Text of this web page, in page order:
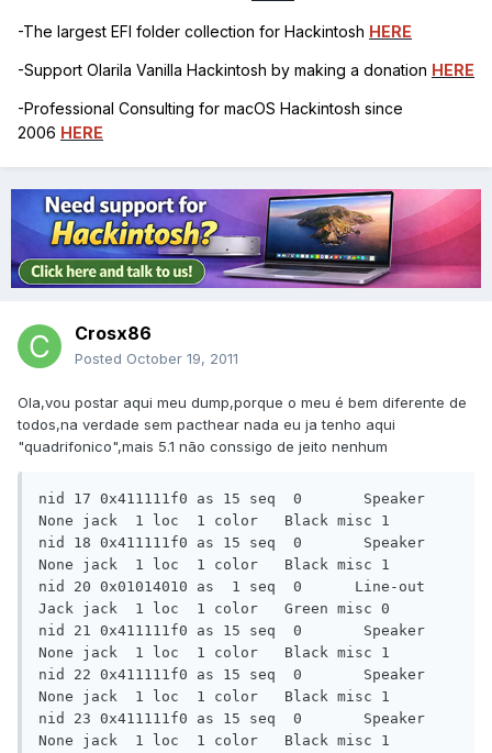
-The largest EFI folder collection for Hackintosh HERE
-Support Olarila Vanilla Hackintosh by making a donation HERE
-Professional Consulting for macOS Hackintosh since
2006 HERE
Crosx86
Posted October 19, 2011
Ola,vou postar aqui meu dump,porque o meu é bem diferente de
todos,na verdade sem pacthear nada eu ja tenho aqui
"quadrifonico",mais 5.1 não conssigo de jeito nenhum
nid 17 0x411111f0 as 15 seq  0       Speaker
None jack  1 loc  1 color   Black misc 1
nid 18 0x411111f0 as 15 seq  0       Speaker
None jack  1 loc  1 color   Black misc 1
nid 20 0x01014010 as  1 seq  0      Line-out
Jack jack  1 loc  1 color   Green misc 0
nid 21 0x411111f0 as 15 seq  0       Speaker
None jack  1 loc  1 color   Black misc 1
nid 22 0x411111f0 as 15 seq  0       Speaker
None jack  1 loc  1 color   Black misc 1
nid 23 0x411111f0 as 15 seq  0       Speaker
None jack  1 loc  1 color   Black misc 1